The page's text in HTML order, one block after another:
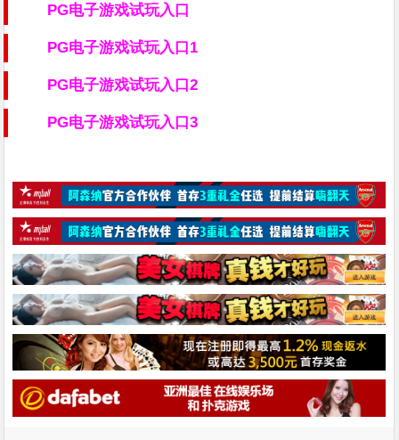
PG电子游戏试玩入口
PG电子游戏试玩入口1
PG电子游戏试玩入口2
PG电子游戏试玩入口3